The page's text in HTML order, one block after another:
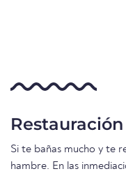
Si te bañas mucho y te
hambre. En las